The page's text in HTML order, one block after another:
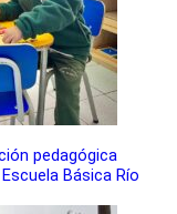
pedagógica
Básica Río